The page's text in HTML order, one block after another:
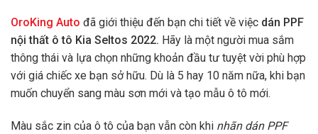
OroKing Auto đã giới thiệu đến bạn chi tiết về việc dán PPF
nội thất ô tô Kia Seltos 2022. Hãy là một người mua sắm
thông thái và lựa chọn những khoản đầu tư tuyệt vời phù hợp
với giá chiếc xe bạn sở hữu. Dù là 5 hay 10 năm nữa, khi bạn
muốn chuyển sang màu sơn mới và tạo mẫu ô tô mới.
Màu sắc zin của ô tô của bạn vẫn còn khi nhãn dán PPF